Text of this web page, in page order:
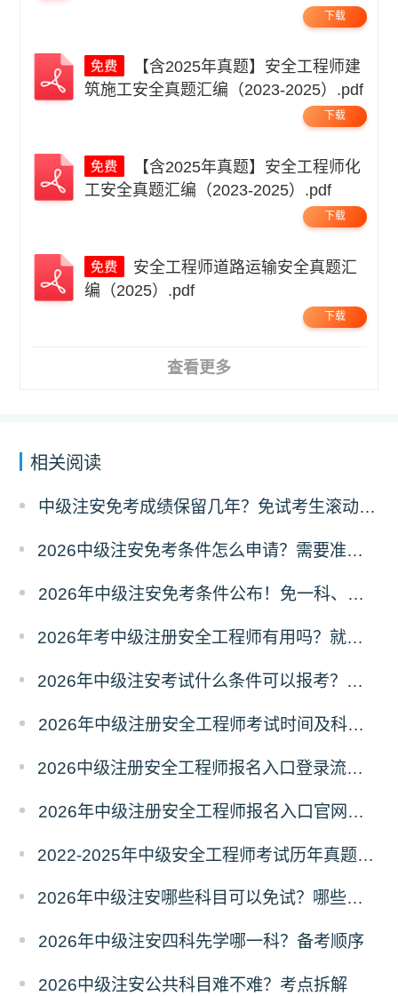
下载
筑施工安全真题汇编（2023-2025）.pdf
下载
工安全真题汇编（2023-2025）.pdf
下载
编（2025）.pdf
下载
查看更多
相关阅读
中级注安免考成绩保留几年？免试考生滚动规则
2026中级注安免考条件怎么申请？需要准备什么材料？
2026年中级注安免考条件公布！免一科、免两科
2026年考中级注册安全工程师有用吗？就业前景怎么样？
2026年中级注安考试什么条件可以报考？学历和工作年限要求
2026年中级注册安全工程师考试时间及科目安排
2026中级注册安全工程师报名入口登录流程｜新手必看
2026年中级注册安全工程师报名入口官网！唯一入口
2022-2025年中级安全工程师考试历年真题及答案汇总
2026年中级注安哪些科目可以免试？哪些人可以免考？
2026年中级注安四科先学哪一科？备考顺序
2026中级注安公共科目难不难？考点拆解